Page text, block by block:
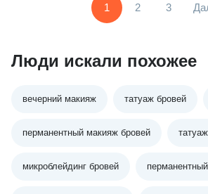
1 2 3
Люди искали похожее
вечерний макияж татуаж бровей
перманентный макияж бровей
микроблейдинг бровей